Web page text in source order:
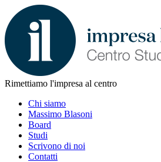
Rimettiamo l'impresa al centro
Chi siamo
Massimo Blasoni
Board
Studi
Scrivono di noi
Contatti